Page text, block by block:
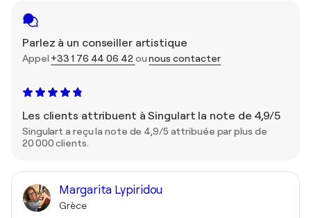
Parlez à un conseiller artistique
Appel +33 1 76 44 06 42 ounous contacter
Les clients attribuent à Singulart la note de 4,9/5
Singulart a reçu la note de 4,9/5 attribuée par plus de
20 000 clients.
Margarita Lypiridou
Grèce